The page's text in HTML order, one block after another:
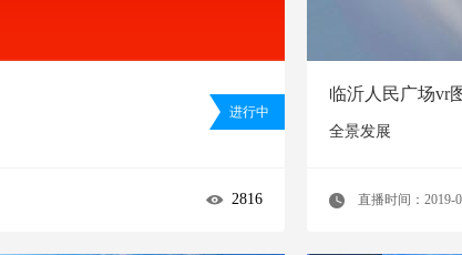
进行中
2816
临沂人民广场vr
全景发展
直播时间：2019-